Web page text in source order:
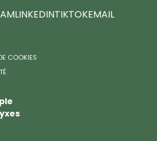
LINKEDINTIKTOKEMAIL
COOKIES